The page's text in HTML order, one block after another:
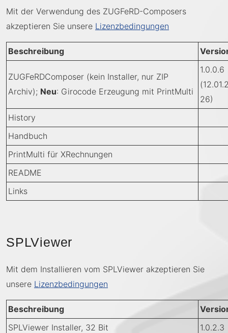
Mit der Verwendung des ZUGFeRD-Composers
akzeptieren Sie unsere Lizenzbedingungen
Beschreibung
ZUGFeRDComposer (kein Installer, nur ZIP
Archiv); Neu: Girocode Erzeugung mit PrintMulti
1.0.0.6
26)
History
Handbuch
PrintMulti für XRechnungen
README
Links
SPLViewer
Mit dem Installieren vom SPLViewer akzeptieren Sie
unsere Lizenzbedingungen
Beschreibung
SPLViewer Installer, 32 Bit
1.0.2.3